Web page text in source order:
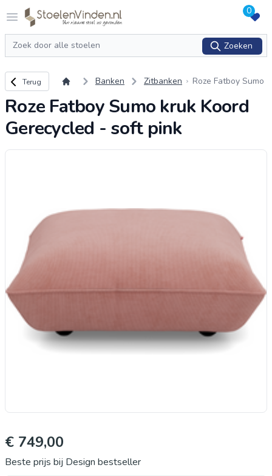
Open menu
Logo stoelenvinden.nl 0
Zoeken
Zoeken
Terug naar overzicht
Terug Banken Zitbanken
Roze Fatboy Sumo
cled - soft pink
Roze Fatboy Sumo kruk Koord
Gerecycled - soft pink
€ 749,00
Beste prijs bij Design bestseller